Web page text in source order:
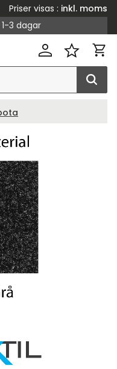
Priser visas
inkl. moms
3 dagar